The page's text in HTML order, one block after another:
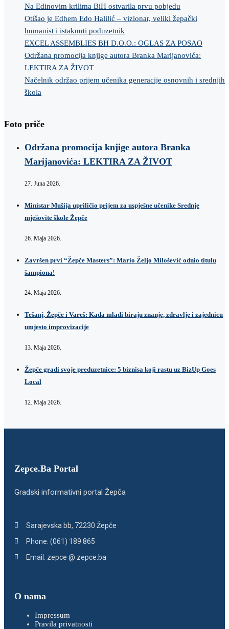
Na Edinovim krilima BiH ostvarila prvu pobjedu
Otišao je Edhem Edo Halilić – vizionar, veliki žepački
humanist i istaknuti poduzetnik
EXCEL ASSEMBLIES BH D.O.O.: OGLAS ZA POSAO
Održana promocija knjige autora Branka Marijanovića:
LEKTIRA ZA ŽIVOT
Načelnik održao prijem učenika generacije osnovnih i srednjih
škola
Foto priče
Održana promocija knjige autora Branka
Marijanovića: LEKTIRA ZA ŽIVOT
27. Juna 2026.
Ministar Mušija upriličio prijem za uspješne učenike Srednje
mješovite škole Žepče
26. Maja 2026.
Završen prvi “Žepče Masters”: Mario Željo Milošević odnio titulu
šampiona!
24. Maja 2026.
Tešanj, Žepče i Vareš: Kada mladi biraju znanje, zdravlje i zajednicu
umjesto improvizacije
13. Maja 2026.
Žepče gradi svoje preduzetnice: 5 biznisa koji rastu uz BizUp Goes
Local
12. Maja 2026.
Zepce.Ba Portal
Gradski informativni portal Žepča
Sarajevska bb, 72230 Žepče
Phone: (061) 189 865
Email: zepce @ zepce.ba
O nama
Impressum
Pravila privatnosti